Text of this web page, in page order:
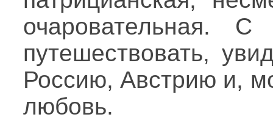
очаровательная.
путешествовать,
Россию, Австрию и,
любовь.